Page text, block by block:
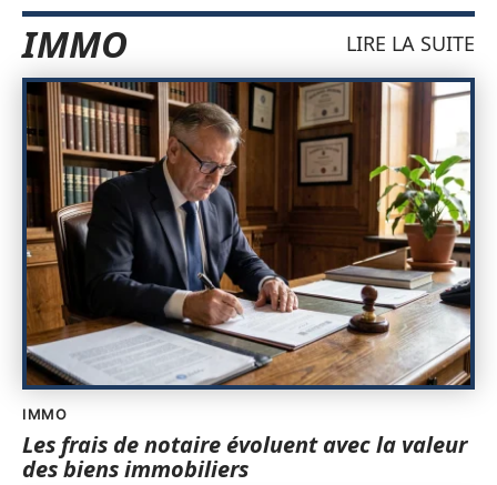
IMMO LIRE LA SUITE
IMMO
Les frais de notaire évoluent avec la valeur
des biens immobiliers